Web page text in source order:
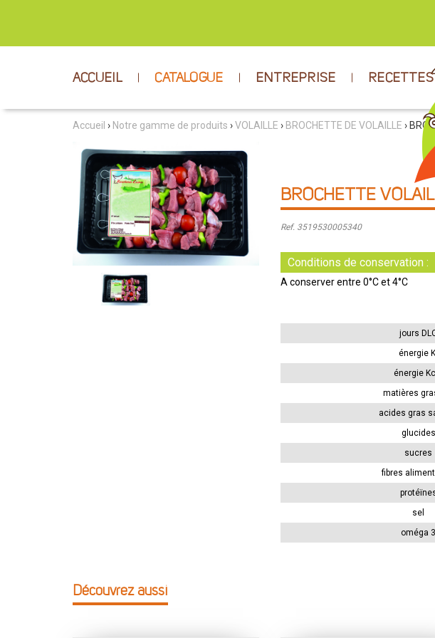
ACCUEIL CATALOGUE ENTREPRISE RECETTES
Accueil › Notre gamme de produits ›VOLAILLE › BROCHETTE DE VOLAILLE ›
BROCHETTE
Ref. 3519530005340
Conditions de conservation :
A conserver entre 0°C et 4°C
jours
énergie
énergie
matières
acides gras
glucides
sucres
fibres
sel
oméga 3
Découvrez aussi